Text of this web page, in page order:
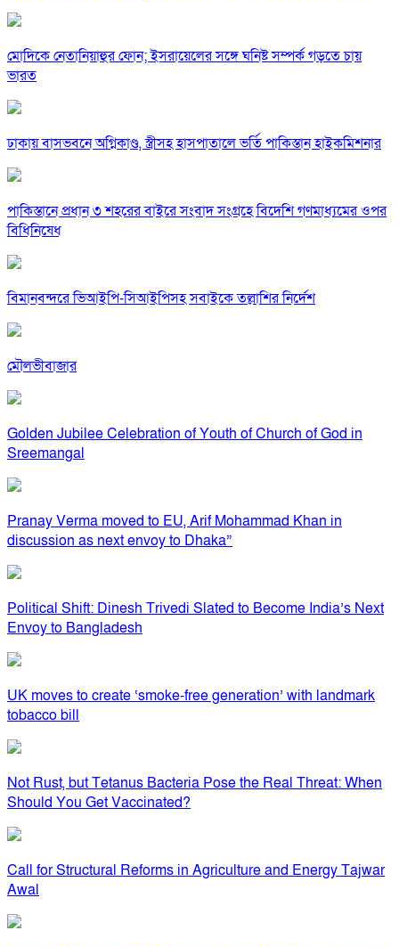
মোদিকে নেতানিয়াহুর ফোন; ইসরায়েলের সঙ্গে ঘনিষ্ট সম্পর্ক গড়তে চায়
ভারত
ঢাকায় বাসভবনে অগ্নিকাণ্ড, স্ত্রীসহ হাসপাতালে ভর্তি পাকিস্তান হাইকমিশনার
পাকিস্তানে প্রধান ৩ শহরের বাইরে সংবাদ সংগ্রহে বিদেশি গণমাধ্যমের ওপর
বিধিনিষেধ
বিমানবন্দরে ভিআইপি-সিআইপিসহ সবাইকে তল্লাশির নির্দেশ
মৌলভীবাজার
Golden Jubilee Celebration of Youth of Church of God in
Sreemangal
Pranay Verma moved to EU, Arif Mohammad Khan in
discussion as next envoy to Dhaka”
Political Shift: Dinesh Trivedi Slated to Become India’s Next
Envoy to Bangladesh
UK moves to create ‘smoke-free generation’ with landmark
tobacco bill
Not Rust, but Tetanus Bacteria Pose the Real Threat: When
Should You Get Vaccinated?
Call for Structural Reforms in Agriculture and Energy Tajwar
Awal